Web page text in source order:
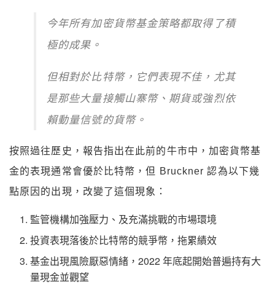
今年所有加密貨幣基金策略都取得了積
極的成果。
但相對於比特幣，它們表現不佳，尤其
是那些大量接觸山寨幣、期貨或強烈依
賴動量信號的貨幣。
按照過往歷史，報告指出在此前的牛市中， 加密貨幣基
金的表現通常會優於比特幣，但 Bruckner 認為以下幾
點原因的出現，改變了這個現象：
監管機構加強壓力、及充滿挑戰的市場環境
投資表現落後於比特幣的競爭幣，拖累績效
基金出現風險厭惡情緒，2022 年底起開始普遍持有大
量現金並觀望